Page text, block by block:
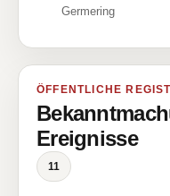
Germering
ÖFFENTLICHE
Ereignisse
11